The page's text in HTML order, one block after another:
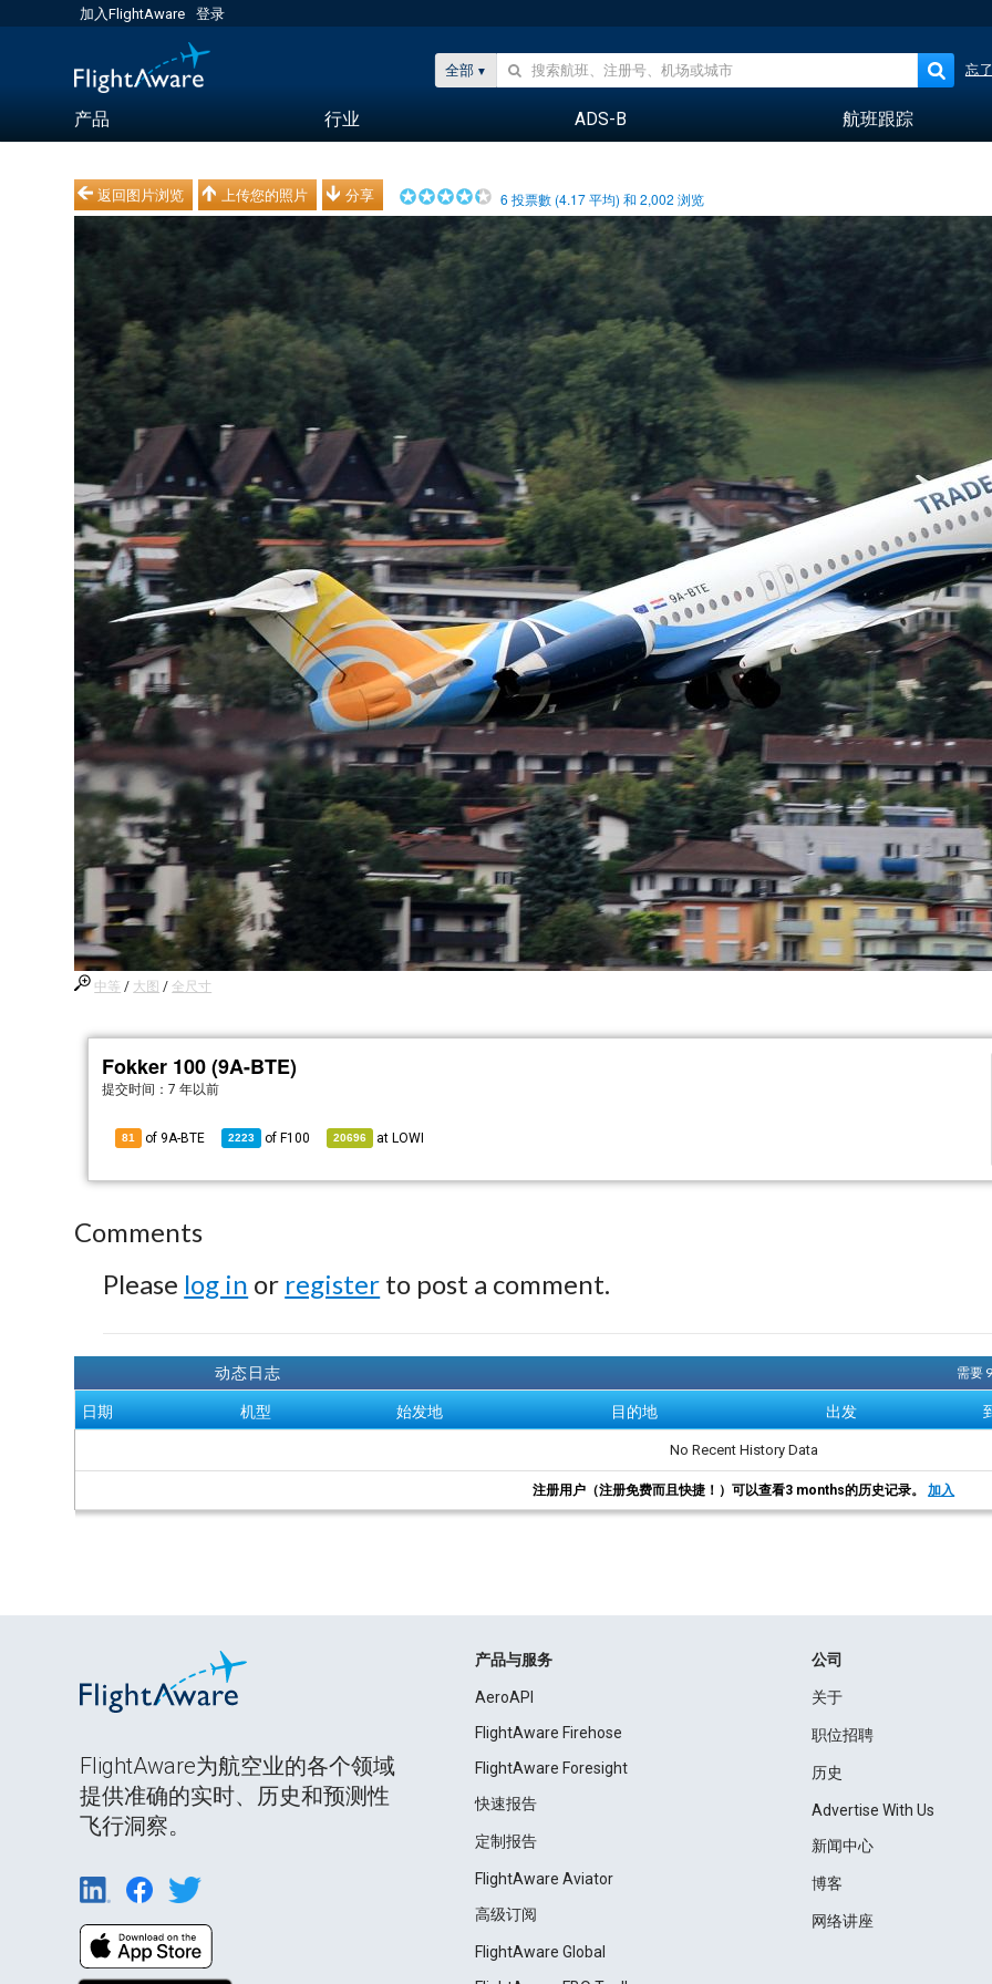
加入FlightAware 登录
全部 忘
产品 行业 ADS-B 航班跟踪
返回图片浏览 上传您的照片 分享 6 投票數 (4.17平均) 和2,002 浏览
中等 / 大图 / 全尺寸
Fokker 100 (9A-BTE)
提交时间：7 年以前
81 of 9A-BTE 2223 of F100 20696 at LOWI
Comments
Please log in or register to post a comment.
动态日志 需要
日期 机型 始发地 目的地 出发
No Recent History Data
注册用户（注册免费而且快捷！）可以查看3 months的历史记录。加入
FlightAware为航空业的各个领域
提供准确的实时、历史和预测性
飞行洞察。
产品与服务
AeroAPI
FlightAware Firehose
FlightAware Foresight
快速报告
定制报告
FlightAware Aviator
高级订阅
FlightAware Global
公司
关于
职位招聘
历史
Advertise With Us
新闻中心
博客
网络讲座